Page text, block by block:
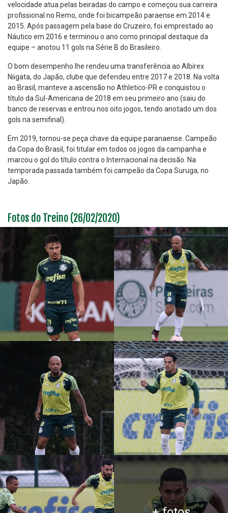
velocidade atua pelas beiradas do campo e começou sua carreira
profissional no Remo, onde foi bicampeão paraense em 2014 e
2015. Após passagem pela base do Cruzeiro, foi emprestado ao
Náutico em 2016 e terminou o ano como principal destaque da
equipe – anotou 11 gols na Série B do Brasileiro.
O bom desempenho lhe rendeu uma transferência ao Albirex
Niigata, do Japão, clube que defendeu entre 2017 e 2018. Na volta
ao Brasil, manteve a ascensão no Athletico-PR e conquistou o
título da Sul-Americana de 2018 em seu primeiro ano (saiu do
banco de reservas e entrou nos oito jogos, tendo anotado um dos
gols na semifinal).
Em 2019, tornou-se peça chave da equipe paranaense. Campeão
da Copa do Brasil, foi titular em todos os jogos da campanha e
marcou o gol do título contra o Internacional na decisão. Na
temporada passada também foi campeão da Copa Suruga, no
Japão.
Fotos do Treino (26/02/2020)